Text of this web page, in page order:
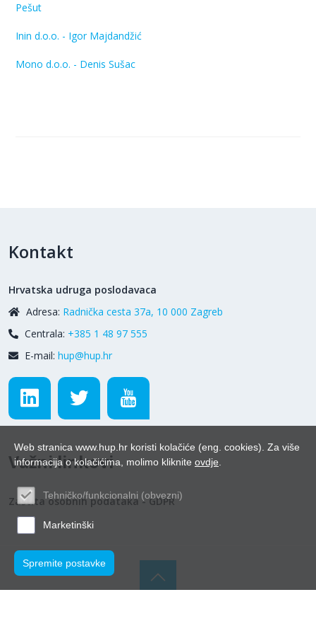
Pešut
Inin d.o.o. - Igor Majdandžić
Mono d.o.o. - Denis Sušac
Kontakt
Hrvatska udruga poslodavaca
Adresa: Radnička cesta 37a, 10 000 Zagreb
Centrala: +385 1 48 97 555
E-mail: hup@hup.hr
Važni linkovi
Zaštita osobnih podataka - GDPR
Web stranica www.hup.hr koristi kolačiće (eng. cookies). Za više
informacija o kolačićima, molimo kliknite ovdje
Tehničko/funkcionalni (obvezni)
Marketinški
Spremite postavke